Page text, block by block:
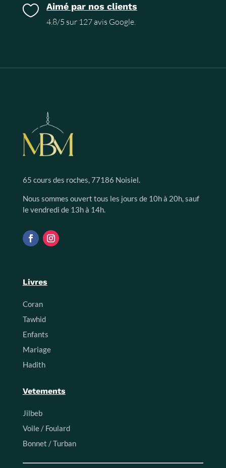
 Aimé par nos clients
4.8/5 sur 127 avis Google.
65 cours des roches, 77186 Noisiel.
Nous sommes ouvert tous les jours de 10h à 20h, sauf
le vendredi de 13h à 14h.
Livres
Coran
Tawhid
Enfants
Mariage
Hadith
Vetements
Jilbeb
Voile / Foulard
Bonnet / Turban